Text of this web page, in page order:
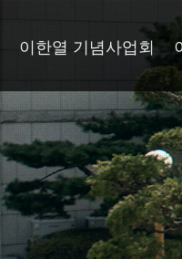
이한열 기념사업회